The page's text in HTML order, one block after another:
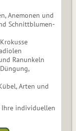
Anemonen und
Schnittblumen-
Krokusse
Ranunkeln
Arten und
Ihre individuellen